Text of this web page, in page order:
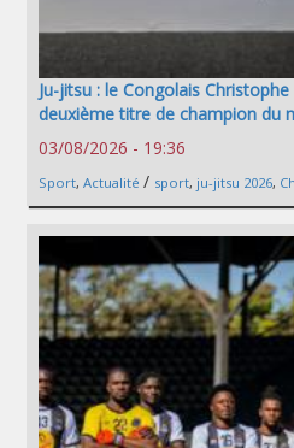
Ju-jitsu : le Congolais
deuxième titre de champion du
03/08/2026 - 19:36
Sport, Actualité / sport, ju-jitsu 2026,